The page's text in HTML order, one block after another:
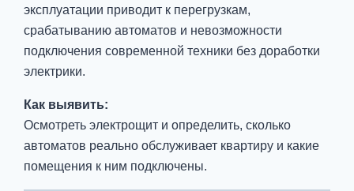
эксплуатации приводит к перегрузкам,
срабатыванию автоматов и невозможности
подключения современной техники без доработки
электрики.
Как выявить:
Осмотреть электрощит и определить, сколько
автоматов реально обслуживает квартиру и какие
помещения к ним подключены.